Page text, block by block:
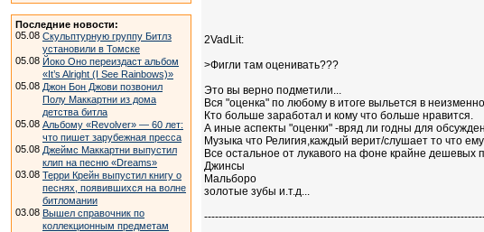
Последние новости:
05.08 Скульптурную группу Битлз
установили в Томске
05.08 Йоко Оно переиздаст альбом
«It’s Alright (I See Rainbows)»
05.08 Джон Бон Джови позвонил
Полу Маккартни из дома
детства битла
05.08 Альбому «Revolver» — 60 лет:
что пишет зарубежная пресса
05.08 Джеймс Маккартни выпустил
клип на песню «Dreams»
03.08 Терри Крейн выпустил книгу о
песнях, появившихся на волне
битломании
03.08 Вышел справочник по
коллекционным предметам
2VadLit:
>Фигли там оценивать???
Это вы верно подметили...
Вся "оценка" по любому в итоге выльется в
Кто больше заработал и кому что больше нравится.
А иные аспекты "оценки" -вряд ли годны для
Музыка что Религия,каждый верит/слушает то что
Все остальное от лукавого на фоне крайне дешевых
Джинсы
Мальборо
золотые зубы и.т.д...